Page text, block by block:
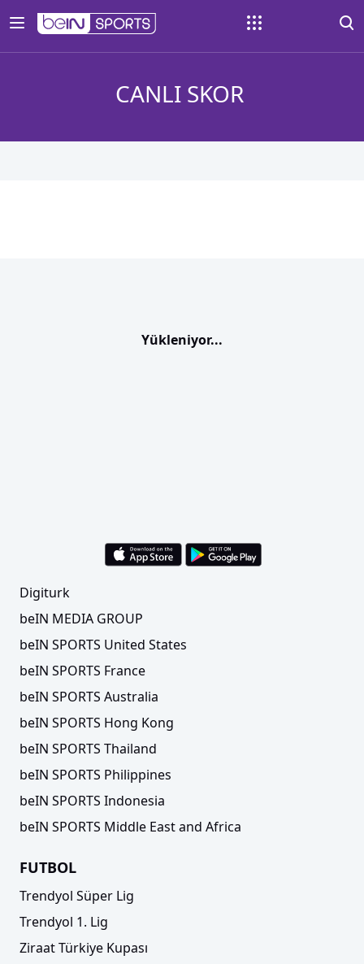
CANLI SKOR
Yükleniyor...
Digiturk
beIN MEDIA GROUP
beIN SPORTS United States
beIN SPORTS France
beIN SPORTS Australia
beIN SPORTS Hong Kong
beIN SPORTS Thailand
beIN SPORTS Philippines
beIN SPORTS Indonesia
beIN SPORTS Middle East and Africa
FUTBOL
Trendyol Süper Lig
Trendyol 1. Lig
Ziraat Türkiye Kupası